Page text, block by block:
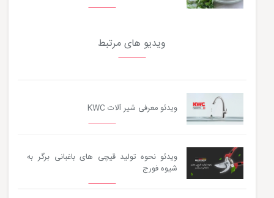
ویدیو های مرتبط
ویدئو معرفی شیر آلات KWC
ویدئو نحوه تولید قیچی های باغبانی برگر به
شیوه فورج